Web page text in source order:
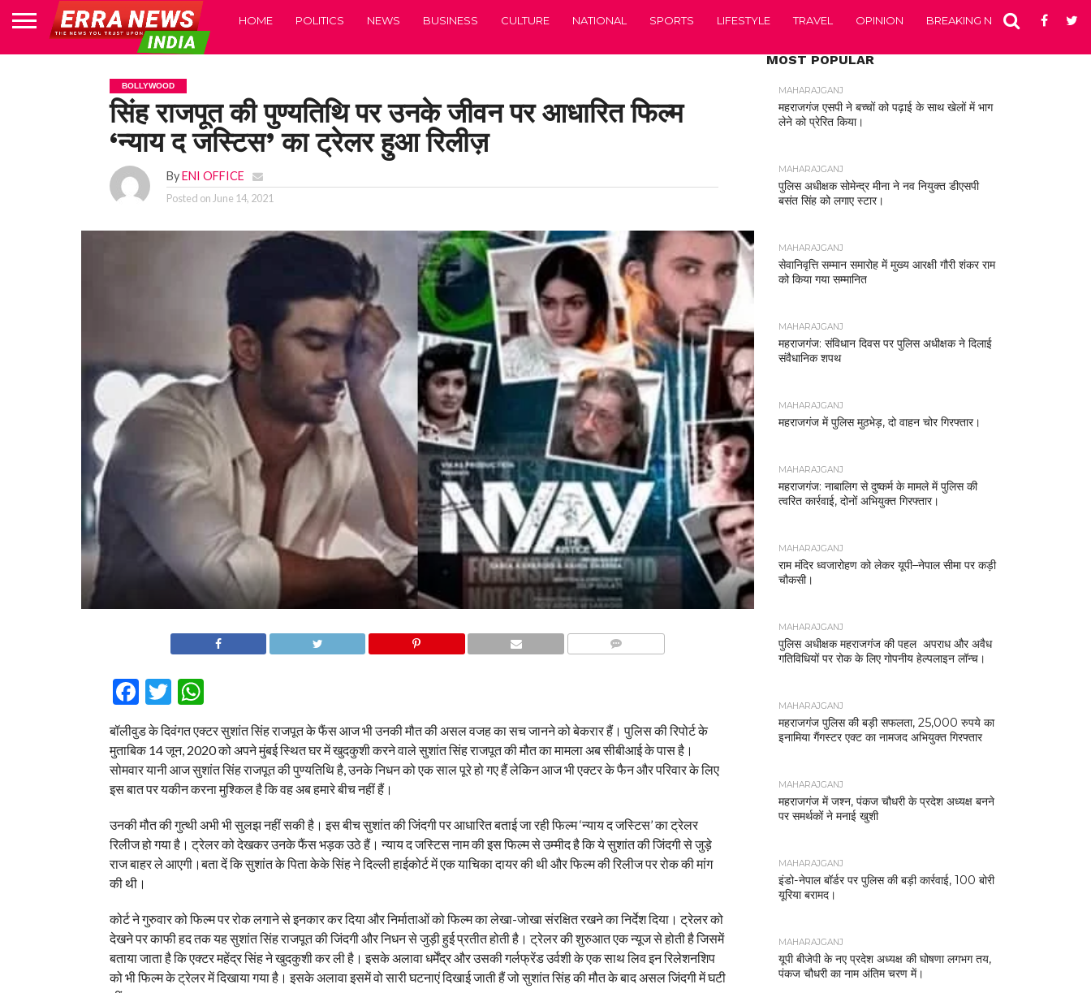
HOME POLITICS NEWS BUSINESS CULTURE NATIONAL SPORTS LIFESTYLE TRAVEL OPINION BREAKING NEWS
BOLLYWOOD
सिंह राजपूत की पुण्यतिथि पर उनके जीवन पर आधारित फिल्म
‘न्याय द जस्टिस’ का ट्रेलर हुआ रिलीज़
ByENI OFFICE
Posted on June 14, 2021
Facebook
Twitter
WhatsApp
बॉलीवुड के दिवंगत एक्टर सुशांत सिंह राजपूत के फैंस आज भी उनकी मौत की असल वजह का सच जानने को बेकरार हैं। पुलिस की रिपोर्ट के
मुताबिक 14 जून, 2020 को अपने मुंबई स्थित घर में खुदकुशी करने वाले सुशांत सिंह राजपूत की मौत का मामला अब सीबीआई के पास है।
सोमवार यानी आज सुशांत सिंह राजपूत की पुण्यतिथि है, उनके निधन को एक साल पूरे हो गए हैं लेकिन आज भी एक्टर के फैन और परिवार के लिए
इस बात पर यकीन करना मुश्किल है कि वह अब हमारे बीच नहीं हैं।
उनकी मौत की गुत्थी अभी भी सुलझ नहीं सकी है। इस बीच सुशांत की जिंदगी पर आधारित बताई जा रही फिल्म ‘न्याय द जस्टिस’ का ट्रेलर
रिलीज हो गया है। ट्रेलर को देखकर उनके फैंस भड़क उठे हैं। न्याय द जस्टिस नाम की इस फिल्म से उम्मीद है कि ये सुशांत की जिंदगी से जुड़े
राज बाहर ले आएगी।बता दें कि सुशांत के पिता केके सिंह ने दिल्ली हाईकोर्ट में एक याचिका दायर की थी और फिल्म की रिलीज पर रोक की मांग
की थी।
कोर्ट ने गुरुवार को फिल्म पर रोक लगाने से इनकार कर दिया और निर्माताओं को फिल्म का लेखा-जोखा संरक्षित रखने का निर्देश दिया। ट्रेलर को
देखने पर काफी हद तक यह सुशांत सिंह राजपूत की जिंदगी और निधन से जुड़ी हुई प्रतीत होती है। ट्रेलर की शुरुआत एक न्यूज से होती है जिसमें
बताया जाता है कि एक्टर महेंद्र सिंह ने खुदकुशी कर ली है। इसके अलावा धर्मेंद्र और उसकी गर्लफ्रेंड उर्वशी के एक साथ लिव इन रिलेशनशिप
को भी फिल्म के ट्रेलर में दिखाया गया है। इसके अलावा इसमें वो सारी घटनाएं दिखाई जाती हैं जो सुशांत सिंह की मौत के बाद असल जिंदगी में घटी
MOST POPULAR
MAHARAJGANJ
महराजगंज एसपी ने बच्चों को पढ़ाई के साथ खेलों में भाग
लेने को प्रेरित किया।
MAHARAJGANJ
पुलिस अधीक्षक सोमेन्द्र मीना ने नव नियुक्त डीएसपी
बसंत सिंह को लगाए स्टार।
MAHARAJGANJ
सेवानिवृत्ति सम्मान समारोह में मुख्य आरक्षी गौरी शंकर राम
को किया गया सम्मानित
MAHARAJGANJ
महराजगंज: संविधान दिवस पर पुलिस अधीक्षक ने दिलाई
संवैधानिक शपथ
MAHARAJGANJ
महराजगंज में पुलिस मुठभेड़, दो वाहन चोर गिरफ्तार।
MAHARAJGANJ
महराजगंज: नाबालिग से दुष्कर्म के मामले में पुलिस की
त्वरित कार्रवाई, दोनों अभियुक्त गिरफ्तार।
MAHARAJGANJ
राम मंदिर ध्वजारोहण को लेकर यूपी–नेपाल सीमा पर कड़ी
चौकसी।
MAHARAJGANJ
पुलिस अधीक्षक महराजगंज की पहल अपराध और अवैध
गतिविधियों पर रोक के लिए गोपनीय हेल्पलाइन लॉन्च।
MAHARAJGANJ
महराजगंज पुलिस की बड़ी सफलता, 25,000 रुपये का
इनामिया गैंगस्टर एक्ट का नामजद अभियुक्त गिरफ्तार
MAHARAJGANJ
महराजगंज में जश्न, पंकज चौधरी के प्रदेश अध्यक्ष बनने
पर समर्थकों ने मनाई खुशी
MAHARAJGANJ
इंडो-नेपाल बॉर्डर पर पुलिस की बड़ी कार्रवाई, 100 बोरी
यूरिया बरामद।
MAHARAJGANJ
यूपी बीजेपी के नए प्रदेश अध्यक्ष की घोषणा लगभग तय,
पंकज चौधरी का नाम अंतिम चरण में।